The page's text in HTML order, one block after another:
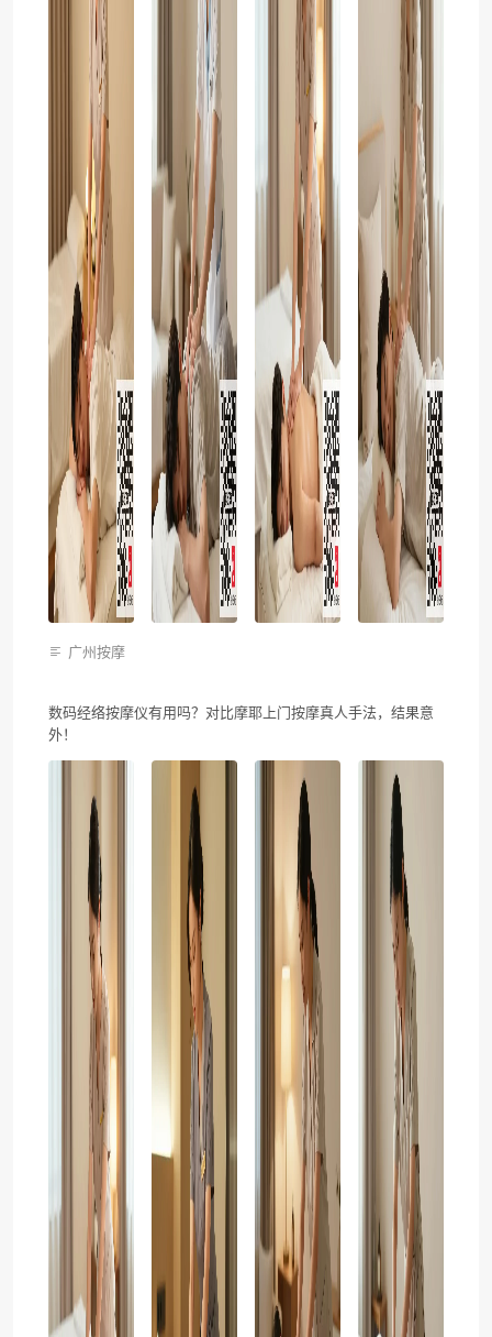
广州按摩
数码经络按摩仪有用吗？对比摩耶上门按摩真人手法，结果意
外！